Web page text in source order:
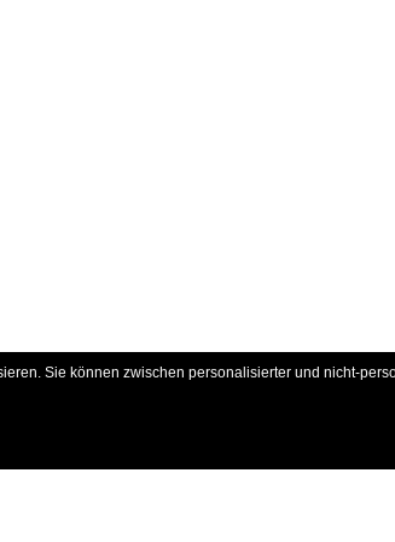
Sie können zwischen personalisierter und nicht-